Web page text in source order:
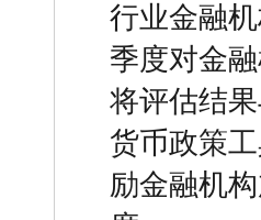
行业金融
季度对金
将评估结
货币政策
励金融机